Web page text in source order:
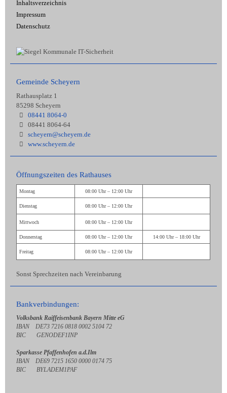
Inhaltsverzeichnis
Impressum
Datenschutz
Gemeinde Scheyern
Rathausplatz 1
85298 Scheyern
08441 8064-0
08441 8064-64
scheyern@scheyern.de
www.scheyern.de
Öffnungszeiten des Rathauses
Montag 08:00 Uhr – 12:00 Uhr
Dienstag 08:00 Uhr – 12:00 Uhr
Mittwoch 08:00 Uhr – 12:00 Uhr
Donnerstag 08:00 Uhr – 12:00 Uhr 14:00 Uhr – 18:00 Uhr
Freitag 08:00 Uhr – 12:00 Uhr
Sonst Sprechzeiten nach Vereinbarung
Bankverbindungen:
Volksbank Raiffeisenbank Bayern Mitte eG
IBAN DE73 7216 0818 0002 5104 72
BIC GENODEF1INP
Sparkasse Pfaffenhofen a.d.Ilm
IBAN DE69 7215 1650 0000 0174 75
BIC BYLADEM1PAF